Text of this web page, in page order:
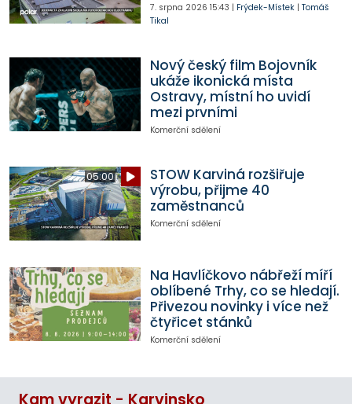
7. srpna 2026 15:43 | Frýdek-Místek| Tomáš
Tikal
Nový český film Bojovník
ukáže ikonická místa
Ostravy, místní ho uvidí
mezi prvními
Komerční sdělení
05:00
STOW Karviná rozšiřuje
výrobu, přijme 40
zaměstnanců
Komerční sdělení
Na Havlíčkovo nábřeží míří
oblíbené Trhy, co se hledají.
Přivezou novinky i více než
čtyřicet stánků
Komerční sdělení
Kam vyrazit - Karvinsko